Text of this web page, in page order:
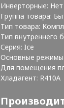
Инверторные: Нет
Группа товара:
Тип товара:
Тип внутреннего
Серия: Ice
Основные
Для помещения
Хладагент: R410A